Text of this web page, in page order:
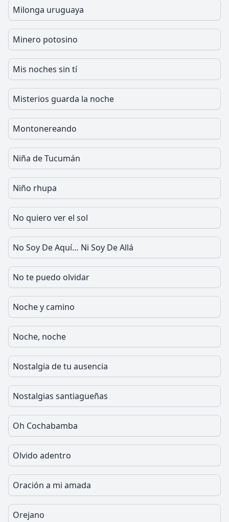
Milonga uruguaya
Minero potosino
Mis noches sin tí
Misterios guarda la noche
Montonereando
Niña de Tucumán
Niño rhupa
No quiero ver el sol
No Soy De Aquí… Ni Soy De Allá
No te puedo olvidar
Noche y camino
Noche, noche
Nostalgia de tu ausencia
Nostalgias santiagueñas
Oh Cochabamba
Olvido adentro
Oración a mi amada
Orejano